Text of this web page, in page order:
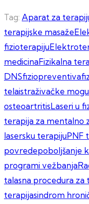
Tag: Aparat za
terapijske masaže
fizioterapiju
medicinaFizikalna
DNSfiziopreventiva
telaistraživačke
osteoartritisLaseri u
terapija za mentalno
lasersku terapijuPNF
povredepoboljšanje
programi vežbanja
talasna procedura za
terapijasindrom